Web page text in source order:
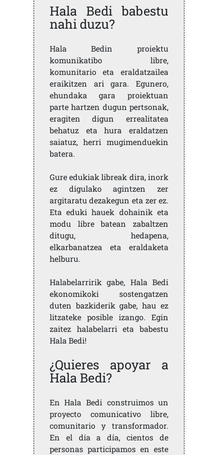
Hala Bedi babestu
nahi duzu?
Hala Bedin proiektu
komunikatibo libre,
komunitario eta eraldatzailea
eraikitzen ari gara. Egunero,
ehundaka gara proiektuan
parte hartzen dugun pertsonak,
eragiten digun errealitatea
behatuz eta hura eraldatzen
saiatuz, herri mugimenduekin
batera.
Gure edukiak libreak dira, inork
ez digulako agintzen zer
argitaratu dezakegun eta zer ez.
Eta eduki hauek dohainik eta
modu libre batean zabaltzen
ditugu, hedapena,
elkarbanatzea eta eraldaketa
helburu.
Halabelarririk gabe, Hala Bedi
ekonomikoki sostengatzen
duten bazkiderik gabe, hau ez
litzateke posible izango. Egin
zaitez halabelarri eta babestu
Hala Bedi!
¿Quieres apoyar a
Hala Bedi?
En Hala Bedi construimos un
proyecto comunicativo libre,
comunitario y transformador.
En el día a día, cientos de
personas participamos en este